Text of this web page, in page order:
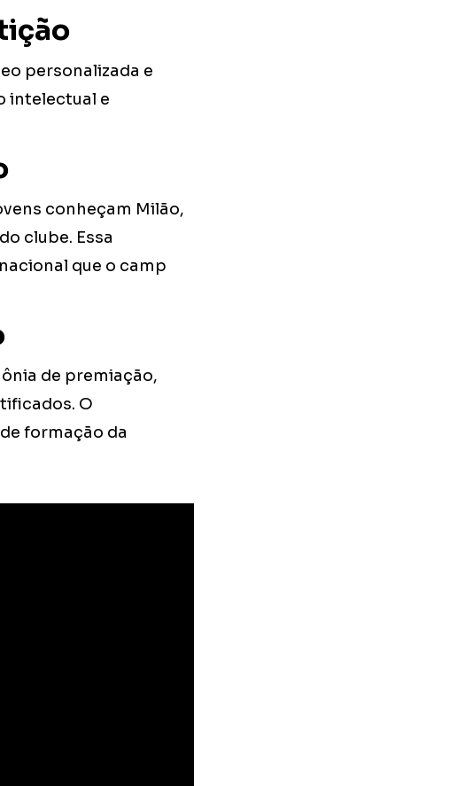
personalizada e
intelectual e
conheçam Milão,
clube. Essa
que o camp
de premiação,
O
formação da